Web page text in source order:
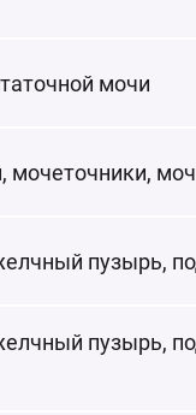
мочи
пузырь,
пузырь,